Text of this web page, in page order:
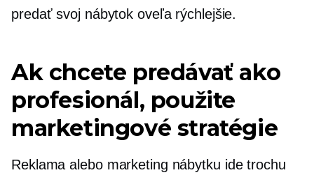
predať svoj nábytok oveľa rýchlejšie.
Ak chcete predávať ako
profesionál, použite
marketingové stratégie
Reklama alebo marketing nábytku ide trochu